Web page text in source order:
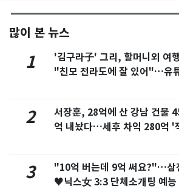
많이 본 뉴스
1
'김구라子' 그리, 할머니외 여
"친모 전라도에 잘 있어"…유
2
서장훈, 28억에 산 강남 건물
억 내놨다…세후 차익 280억 '
3
"10억 버는데 9억 써요?"…삼
♥닉스女 3:3 단체소개팅 예능